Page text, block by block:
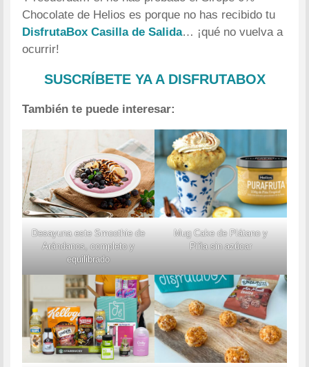
Chocolate de Helios es porque no has recibido tu
DisfrutaBox Casilla de Salida… ¡qué no vuelva a
ocurrir!
SUSCRÍBETE YA A DISFRUTABOX
También te puede interesar:
Desayuna este Smoothie de
Arándanos, completo y
equilibrado
Mug Cake de Plátano y
Piña sin azúcar